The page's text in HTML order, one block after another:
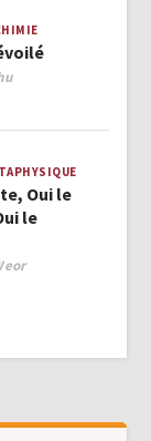
Oui le
le